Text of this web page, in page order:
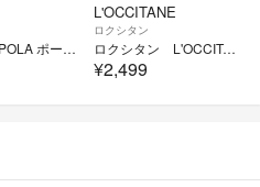
新発売≫ POLA ポーラ ホワイトショット セラムUV 0.6gx30袋
L'OCCITANE
ロクシタン
ロクシタン L'OCCITANE シャワージェル 250mL
¥2,499